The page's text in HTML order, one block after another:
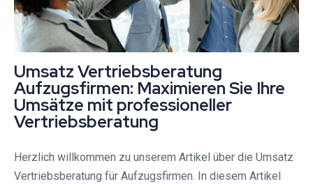
Umsatz Vertriebsberatung
Aufzugsfirmen: Maximieren Sie Ihre
Umsätze mit professioneller
Vertriebsberatung
Herzlich willkommen zu unserem Artikel über die Umsatz
Vertriebsberatung für Aufzugsfirmen. In diesem Artikel